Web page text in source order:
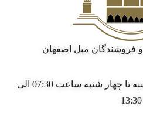
و فروشندگان مبل اصفهان
ساعات کاری اتحادیه : از شنبه تا چهار شنبه ساعت 07:30 الی
13:30